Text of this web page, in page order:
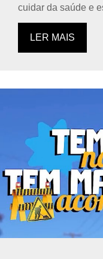
cuidar da saúde e
LER MAIS